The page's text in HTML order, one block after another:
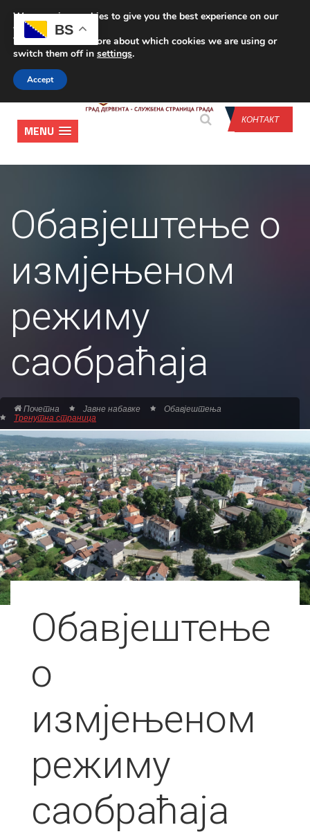
CONTACT US
КОНТАКТ
MENU
Обавјештење о
измјењеном
режиму
саобраћаја
Почетна Јавне набавке Обавјештења
Тренутна страница
Обавјештење
о
измјењеном
режиму
саобраћаја
BS
We are using cookies to give you the best experience on our
website.
You can find out more about which cookies we are using or
switch them off in settings.
Accept